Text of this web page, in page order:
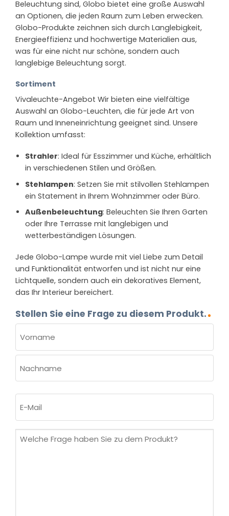
Beleuchtung sind, Globo bietet eine große Auswahl
an Optionen, die jeden Raum zum Leben erwecken.
Globo-Produkte zeichnen sich durch Langlebigkeit,
Energieeffizienz und hochwertige Materialien aus,
was für eine nicht nur schöne, sondern auch
langlebige Beleuchtung sorgt.
Sortiment
Vivaleuchte-Angebot Wir bieten eine vielfältige
Auswahl an Globo-Leuchten, die für jede Art von
Raum und Inneneinrichtung geeignet sind. Unsere
Kollektion umfasst:
Strahler: Ideal für Esszimmer und Küche, erhältlich
in verschiedenen Stilen und Größen.
Stehlampen: Setzen Sie mit stilvollen Stehlampen
ein Statement in Ihrem Wohnzimmer oder Büro.
Außenbeleuchtung: Beleuchten Sie Ihren Garten
oder Ihre Terrasse mit langlebigen und
wetterbeständigen Lösungen.
Jede Globo-Lampe wurde mit viel Liebe zum Detail
und Funktionalität entworfen und ist nicht nur eine
Lichtquelle, sondern auch ein dekoratives Element,
das Ihr Interieur bereichert.
Stellen Sie eine Frage zu diesem Produkt.
(ERFORDERLICH)
Vorname
Mail
Welche